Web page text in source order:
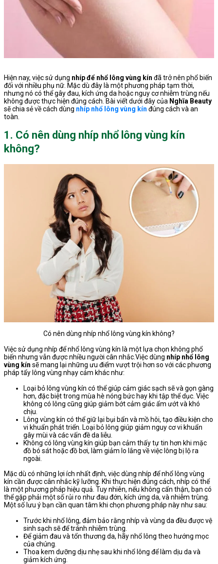
Hiện nay, việc sử dụng nhíp để nhổ lông vùng kín đã trở nên phổ biến
đối với nhiều phụ nữ. Mặc dù đây là một phương pháp tạm thời,
nhưng nó có thể gây đau, kích ứng da hoặc nguy cơ nhiễm trùng nếu
không được thực hiện đúng cách. Bài viết dưới đây của Nghĩa Beauty
sẽ chia sẻ về cách dùng nhíp nhổ lông vùng kín đúng cách và an
toàn.
1. Có nên dùng nhíp nhổ lông vùng kín
không?
Có nên dùng nhíp nhổ lông vùng kín không?
Việc sử dụng nhíp để nhổ lông vùng kín là một lựa chọn không phổ
biến nhưng vẫn được nhiều người cân nhắc.Việc dùng nhíp nhổ lông
vùng kín sẽ mang lại những ưu điểm vượt trội hơn so với các phương
pháp tẩy lông vùng nhạy cảm khác như:
Loại bỏ lông vùng kín có thể giúp cảm giác sạch sẽ và gọn gàng
hơn, đặc biệt trong mùa hè nóng bức hay khi tập thể dục. Việc
không có lông cũng giúp giảm bớt cảm giác ẩm ướt và khó
chịu.
Lông vùng kín có thể giữ lại bụi bẩn và mồ hôi, tạo điều kiện cho
vi khuẩn phát triển. Loại bỏ lông giúp giảm nguy cơ vi khuẩn
gây mùi và các vấn đề da liễu.
Không có lông vùng kín giúp bạn cảm thấy tự tin hơn khi mặc
đồ bó sát hoặc đồ bơi, làm giảm lo lắng về việc lông bị lộ ra
ngoài.
Mặc dù có những lợi ích nhất định, việc dùng nhíp để nhổ lông vùng
kín cần được cân nhắc kỹ lưỡng. Khi thực hiện đúng cách, nhíp có thể
là một phương pháp hiệu quả. Tuy nhiên, nếu không cẩn thận, bạn có
thể gặp phải một số rủi ro như đau đớn, kích ứng da, và nhiễm trùng.
Một số lưu ý bạn cần quan tâm khi chọn phương pháp này như sau:
Trước khi nhổ lông, đảm bảo rằng nhíp và vùng da đều được vệ
sinh sạch sẽ để tránh nhiễm trùng.
Để giảm đau và tổn thương da, hãy nhổ lông theo hướng mọc
của chúng.
Thoa kem dưỡng dịu nhẹ sau khi nhổ lông để làm dịu da và
giảm kích ứng.